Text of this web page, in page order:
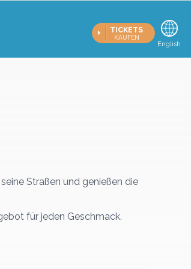
TICKETS
KAUFEN
Deutsch English
Straßen und genießen die
für jeden Geschmack.